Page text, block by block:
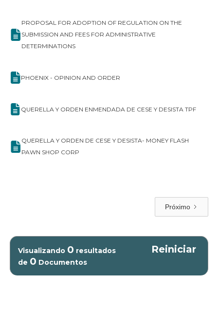
PROPOSAL FOR ADOPTION OF REGULATION ON THE
SUBMISSION AND FEES FOR ADMINISTRATIVE
DETERMINATIONS
PHOENIX - OPINION AND ORDER
QUERELLA Y ORDEN ENMENDADA DE CESE Y DESISTA TPF
QUERELLA Y ORDEN DE CESE Y DESISTA- MONEY FLASH
PAWN SHOP CORP
Próximo
Visualizando 0 resultados
de 0 Documentos
Reiniciar